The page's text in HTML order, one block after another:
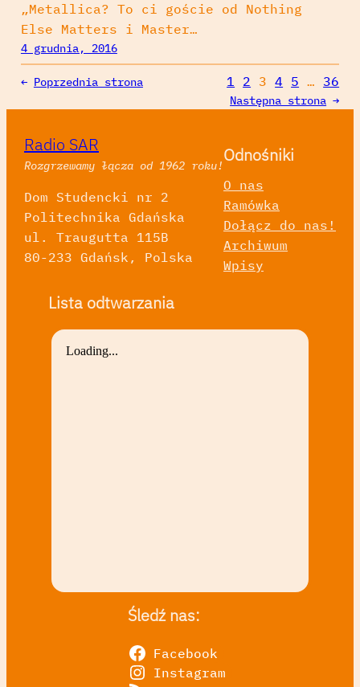
„Metallica? To ci goście od Nothing
Else Matters i Master…
4 grudnia, 2016
← Poprzednia strona 1 2 3 4 5 … 36
Następna strona →
Radio SAR
Rozgrzewamy łącza od 1962 roku!
Dom Studencki nr 2
Politechnika Gdańska
ul. Traugutta 115B
80-233 Gdańsk, Polska
Odnośniki
O nas
Ramówka
Dołącz do nas!
Archiwum
Wpisy
Lista odtwarzania
Śledź nas:
Facebook
Instagram